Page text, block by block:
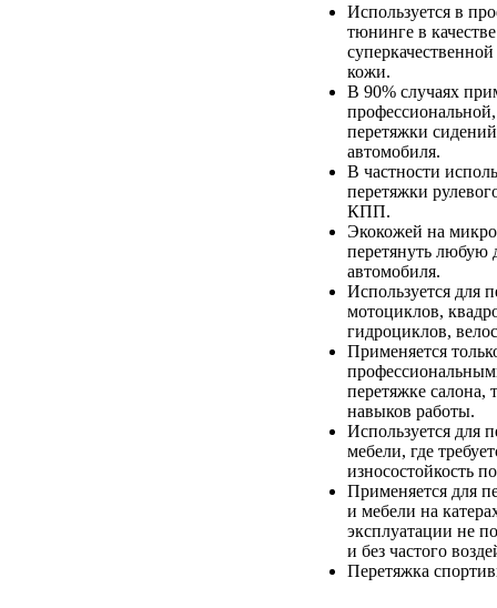
Используется в
тюнинге в
кожи.
В 90% случаях
перетяжки
автомобиля.
В частности
перетяжки
КПП.
Экокожей на
перетянуть любую
автомобиля.
Используется для
мотоциклов,
гидроциклов,
Применяется
перетяжке салона,
навыков работы.
Используется для
мебели, где
износостойкость
Применяется для
и мебели на
эксплуатации не
и без частого
Перетяжка